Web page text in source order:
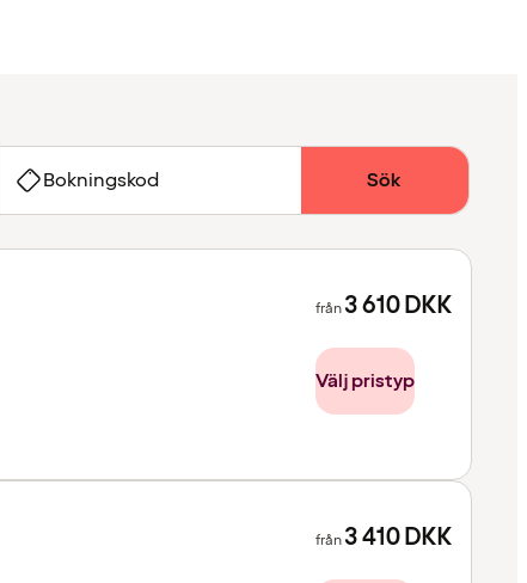
Bokningskod Sök
från3 610DKK
Välj pristyp
från3 410DKK